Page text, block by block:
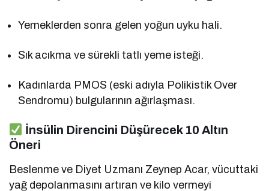
Yemeklerden sonra gelen yoğun uyku hali.
Sık acıkma ve sürekli tatlı yeme isteği.
Kadınlarda PMOS (eski adıyla Polikistik Over
Sendromu) bulgularının ağırlaşması.
İnsülin Direncini Düşürecek 10 Altın
Öneri
Beslenme ve Diyet Uzmanı Zeynep Acar, vücuttaki
yağ depolanmasını artıran ve kilo vermeyi